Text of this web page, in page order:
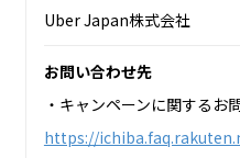
Uber Japan株式会社
お問い合わせ先
・キャンペーンに関するお
https://